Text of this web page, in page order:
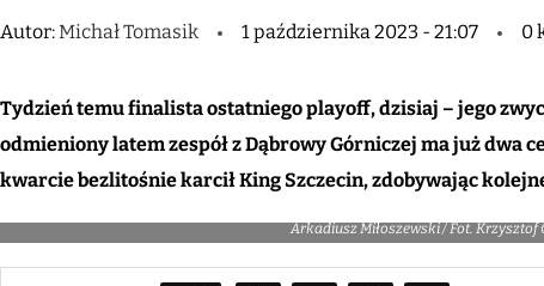
Autor:Michał Tomasik 1 października 2023 - 21:07 0
Tydzień temu finalista ostatniego playoff, dzisiaj – jego
odmieniony latem zespół z Dąbrowy Górniczej ma już dwa
kwarcie bezlitośnie karcił King Szczecin, zdobywając
Arkadiusz Miłoszewski / Fot. Krzysztof